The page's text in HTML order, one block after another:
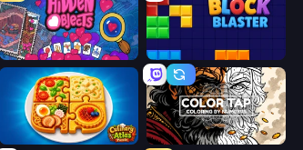
Hidden Objects Block Blaster
Culinary Atlas Color Tap: Coloring by Numbers